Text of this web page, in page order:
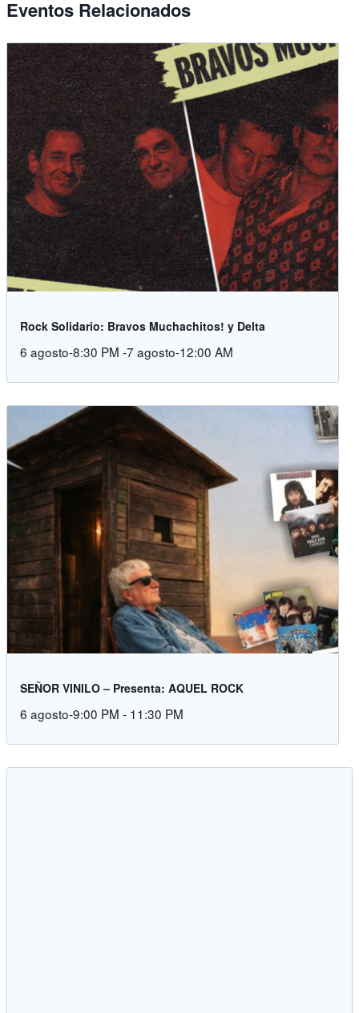
Eventos Relacionados
Rock Solidario: Bravos Muchachitos! y Delta
6 agosto-8:30 PM -7 agosto-12:00 AM
SEÑOR VINILO – Presenta: AQUEL ROCK
6 agosto-9:00 PM - 11:30 PM